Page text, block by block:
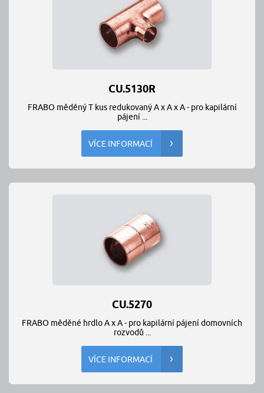
CU.5130R
FRABO měděný T kus redukovaný A x A x A - pro kapilární
pájení ...
VÍCE INFORMACÍ
CU.5270
FRABO měděné hrdlo A x A - pro kapilární pájení domovních
rozvodů ...
VÍCE INFORMACÍ